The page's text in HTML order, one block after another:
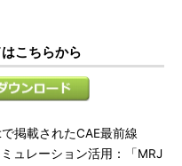
こちらから
掲載されたCAE最前線
ュレーション活用：「MRJ